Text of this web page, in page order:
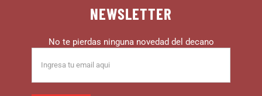
NEWSLETTER
No te pierdas ninguna novedad del decano